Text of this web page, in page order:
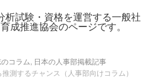
析試験・資格を運営する一般社
成推進協会のページです。
コラム, 日本の人事部掲載記事
測するチャンス（人事部向けコラム）